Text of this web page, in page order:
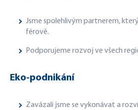
Jsme spolehlivým partnerem,
férově.
Podporujeme rozvoj ve všech
Eko-podnikání
Zavázali jsme se vykonávat a